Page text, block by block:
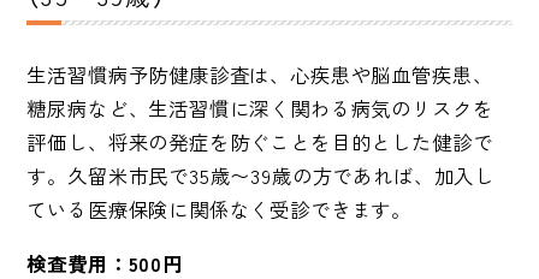
生活習慣病予防健康診査は、心疾患や脳血管疾患、
糖尿病など、生活習慣に深く関わる病気のリスクを
評価し、将来の発症を防ぐことを目的とした健診で
す。久留米市民で35歳〜39歳の方であれば、加入し
ている医療保険に関係なく受診できます。
検査費用：500円